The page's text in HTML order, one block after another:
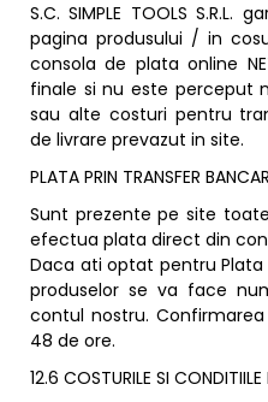
S.C. SIMPLE TOOLS
pagina produsului / in
consola de plata online
finale si nu este perceput
sau alte costuri pentru
de livrare prevazut in site.
PLATA PRIN TRANSFER BANCAR
Sunt prezente pe site
efectua plata direct din
Daca ati optat pentru
produselor se va face
contul nostru.
48 de ore.
12.6 COSTURILE SI CONDITIILE